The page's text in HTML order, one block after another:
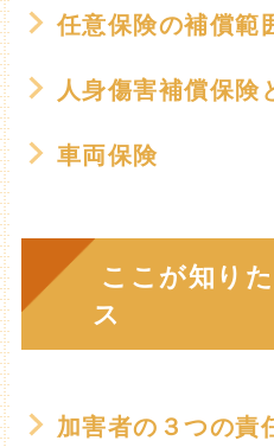
任意保険の補償範
人身傷害補償保険
車両保険
ここが知り
ス
加害者の３つの責